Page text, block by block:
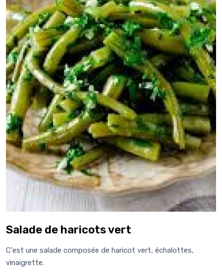
Salade de haricots vert
C'est une salade composée de haricot vert, échalottes,
vinaigrette.